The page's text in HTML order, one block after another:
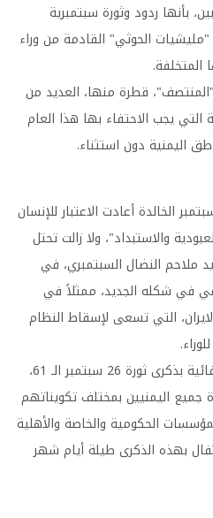
بأنها ردود وثورة سبتمبرية
الحوثي" القادمة من وراء
المتخلفة.
قطرة منها، العديد من
التي يجب الاحتفاء بها هذا العام
احد اليمنيين:" ان ثورة 26 سبتمبر الخالدة أعادت الاعتبار للإنسان
والاستبداد"، ولا زالت تحتل
ملاحم النضال السبتمبري، في
في شكله الجديد، ممثلاً في
لايران، التي تسعى لإسقاط النظام
ومما حملته تلك التفاعلات الإحتفائية بذكرى ثورة 26 سبتمبر الـ 61،
اليمنيين بمختلف تكويناتهم
الحكومية والخاصة والأهلية
بهذه الذكرى طيلة أيام شهر